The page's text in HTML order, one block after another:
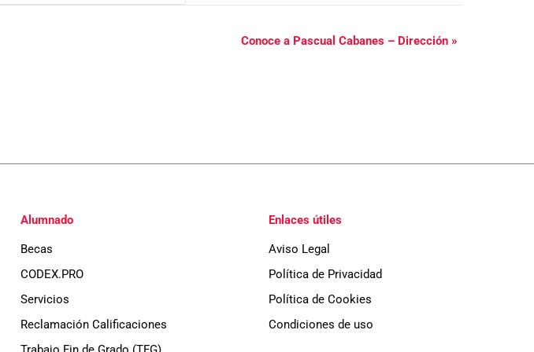
Conoce a Pascual Cabanes – Dirección »
Alumnado
Becas
CODEX.PRO
Servicios
Reclamación Calificaciones
Enlaces útiles
Aviso Legal
Política de Privacidad
Política de Cookies
Condiciones de uso